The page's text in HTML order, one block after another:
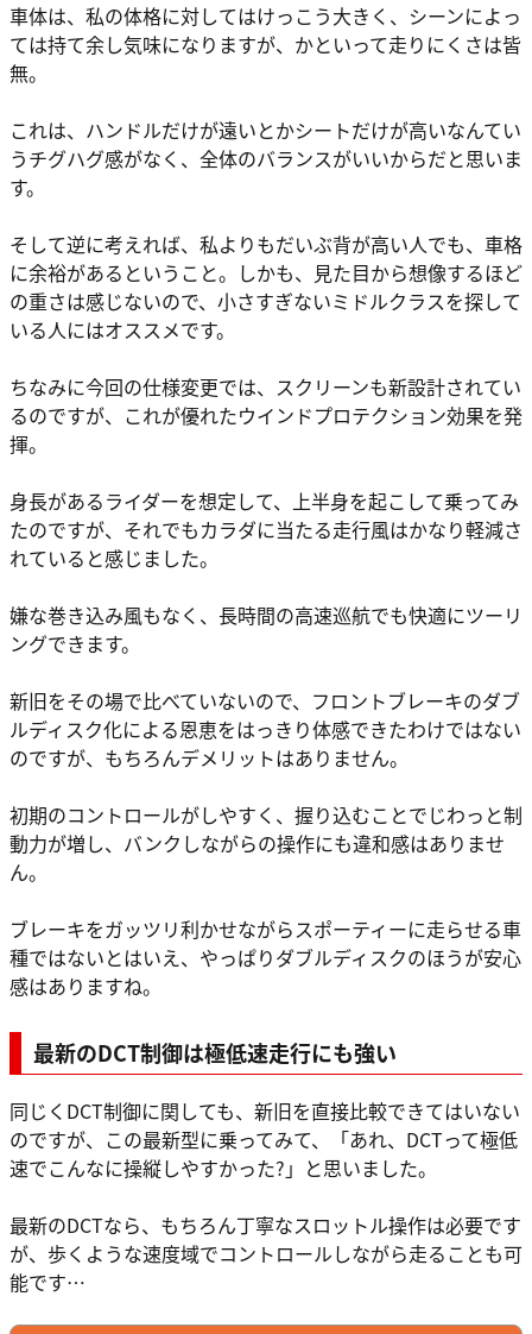
車体は、私の体格に対してはけっこう大きく、シーンによっ
ては持て余し気味になりますが、かといって走りにくさは皆
無。
これは、ハンドルだけが遠いとかシートだけが高いなんてい
うチグハグ感がなく、全体のバランスがいいからだと思いま
す。
そして逆に考えれば、私よりもだいぶ背が高い人でも、車格
に余裕があるということ。しかも、見た目から想像するほど
の重さは感じないので、小さすぎないミドルクラスを探して
いる人にはオススメです。
ちなみに今回の仕様変更では、スクリーンも新設計されてい
るのですが、これが優れたウインドプロテクション効果を発
揮。
身長があるライダーを想定して、上半身を起こして乗ってみ
たのですが、それでもカラダに当たる走行風はかなり軽減さ
れていると感じました。
嫌な巻き込み風もなく、長時間の高速巡航でも快適にツーリ
ングできます。
新旧をその場で比べていないので、フロントブレーキのダブ
ルディスク化による恩恵をはっきり体感できたわけではない
のですが、もちろんデメリットはありません。
初期のコントロールがしやすく、握り込むことでじわっと制
動力が増し、バンクしながらの操作にも違和感はありませ
ん。
ブレーキをガッツリ利かせながらスポーティーに走らせる車
種ではないとはいえ、やっぱりダブルディスクのほうが安心
感はありますね。
最新のDCT制御は極低速走行にも強い
同じくDCT制御に関しても、新旧を直接比較できてはいない
のですが、この最新型に乗ってみて、「あれ、DCTって極低
速でこんなに操縦しやすかった?」と思いました。
最新のDCTなら、もちろん丁寧なスロットル操作は必要です
が、歩くような速度域でコントロールしながら走ることも可
能です…